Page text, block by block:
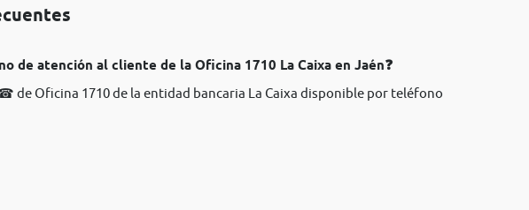
de atención al cliente de la Oficina 1710 La Caixa en Jaén❓
de Oficina 1710 de la entidad bancaria La Caixa disponible por teléfono